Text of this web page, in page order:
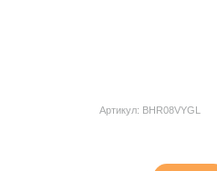
Артикул: BHR08VYGL